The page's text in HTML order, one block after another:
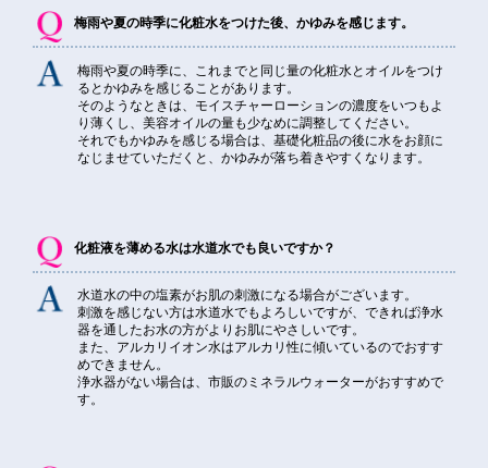
梅雨や夏の時季に化粧水をつけた後、かゆみを感じます。
梅雨や夏の時季に、これまでと同じ量の化粧水とオイルをつけ
るとかゆみを感じることがあります。
そのようなときは、モイスチャーローションの濃度をいつもよ
り薄くし、美容オイルの量も少なめに調整してください。
それでもかゆみを感じる場合は、基礎化粧品の後に水をお顔に
なじませていただくと、かゆみが落ち着きやすくなります。
化粧液を薄める水は水道水でも良いですか？
水道水の中の塩素がお肌の刺激になる場合がございます。
刺激を感じない方は水道水でもよろしいですが、できれば浄水
器を通したお水の方がよりお肌にやさしいです。
また、アルカリイオン水はアルカリ性に傾いているのでおすす
めできません。
浄水器がない場合は、市販のミネラルウォーターがおすすめで
す。